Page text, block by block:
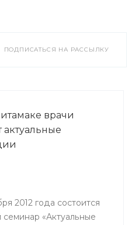
ПОДПИСАТЬСЯ НА РАССЫЛКУ
2012 2011
врачи
актуальные
2012 года состоится
семинар «Актуальные